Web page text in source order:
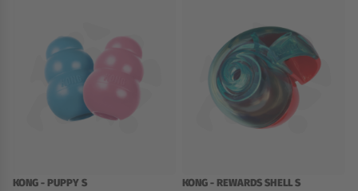
KONG - PUPPY S KONG - REWARDS SHELL S